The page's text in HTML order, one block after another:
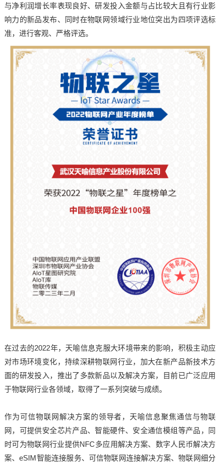
与净利润增长率表现良好、研发投入金额与占比较大且有行业影
响力的新品发布、同时在物联网领域行业地位突出为四项评选标
准，进行客观、严格评选。
在过去的2022年，天喻信息克服大环境带来的影响，积极主动应
对市场环境变化，持续深耕物联网行业，加大在新产品新技术方
面的研发投入，推出了多款新品以及解决方案，目前已广泛应用
于物联网行业各领域，取得了一系列突破与成绩。
作为可信物联网解决方案的领导者，天喻信息聚焦通信与物联
网，可提供安全芯片产品、智能硬件、安全通信模组等产品，同
时可为物联网行业提供NFC多应用解决方案、数字人民币解决方
案、eSIM智能连接服务、可信物联网连接解决方案、物联网细分